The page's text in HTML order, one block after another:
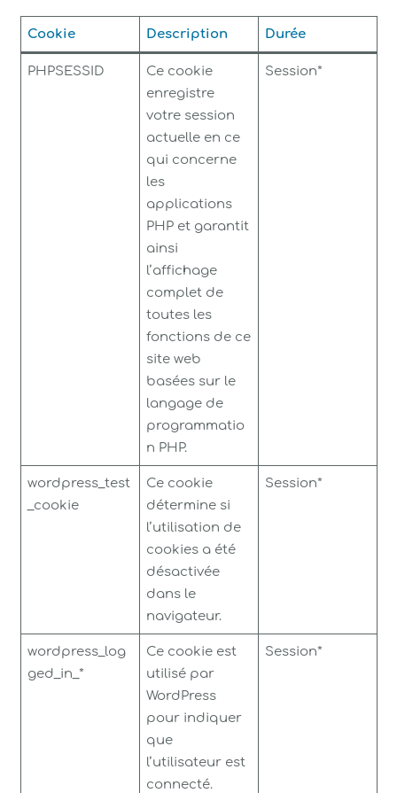
Cookie Description Durée
PHPSESSID
Ce cookie
enregistre
votre session
actuelle en ce
qui concerne
les
applications
PHP et garantit
ainsi
l’affichage
complet de
toutes les
fonctions de ce
site web
basées sur le
langage de
programmatio
n PHP.
Session*
wordpress_test
_cookie
Ce cookie
détermine si
l’utilisation de
cookies a été
désactivée
dans le
navigateur.
Session*
wordpress_log
ged_in_*
Ce cookie est
utilisé par
WordPress
pour indiquer
que
l’utilisateur est
connecté.
Session*